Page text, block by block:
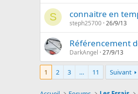
S connaitre en
steph25700 26/9/13
Référencement
DarkAngel 27/9/13
1 2 3 … 11 Suivant